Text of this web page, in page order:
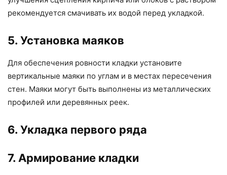
рекомендуется смачивать их водой перед укладкой.
5. Установка маяков
Для обеспечения ровности кладки установите
вертикальные маяки по углам и в местах пересечения
стен. Маяки могут быть выполнены из металлических
профилей или деревянных реек.
6. Укладка первого ряда
7. Армирование кладки